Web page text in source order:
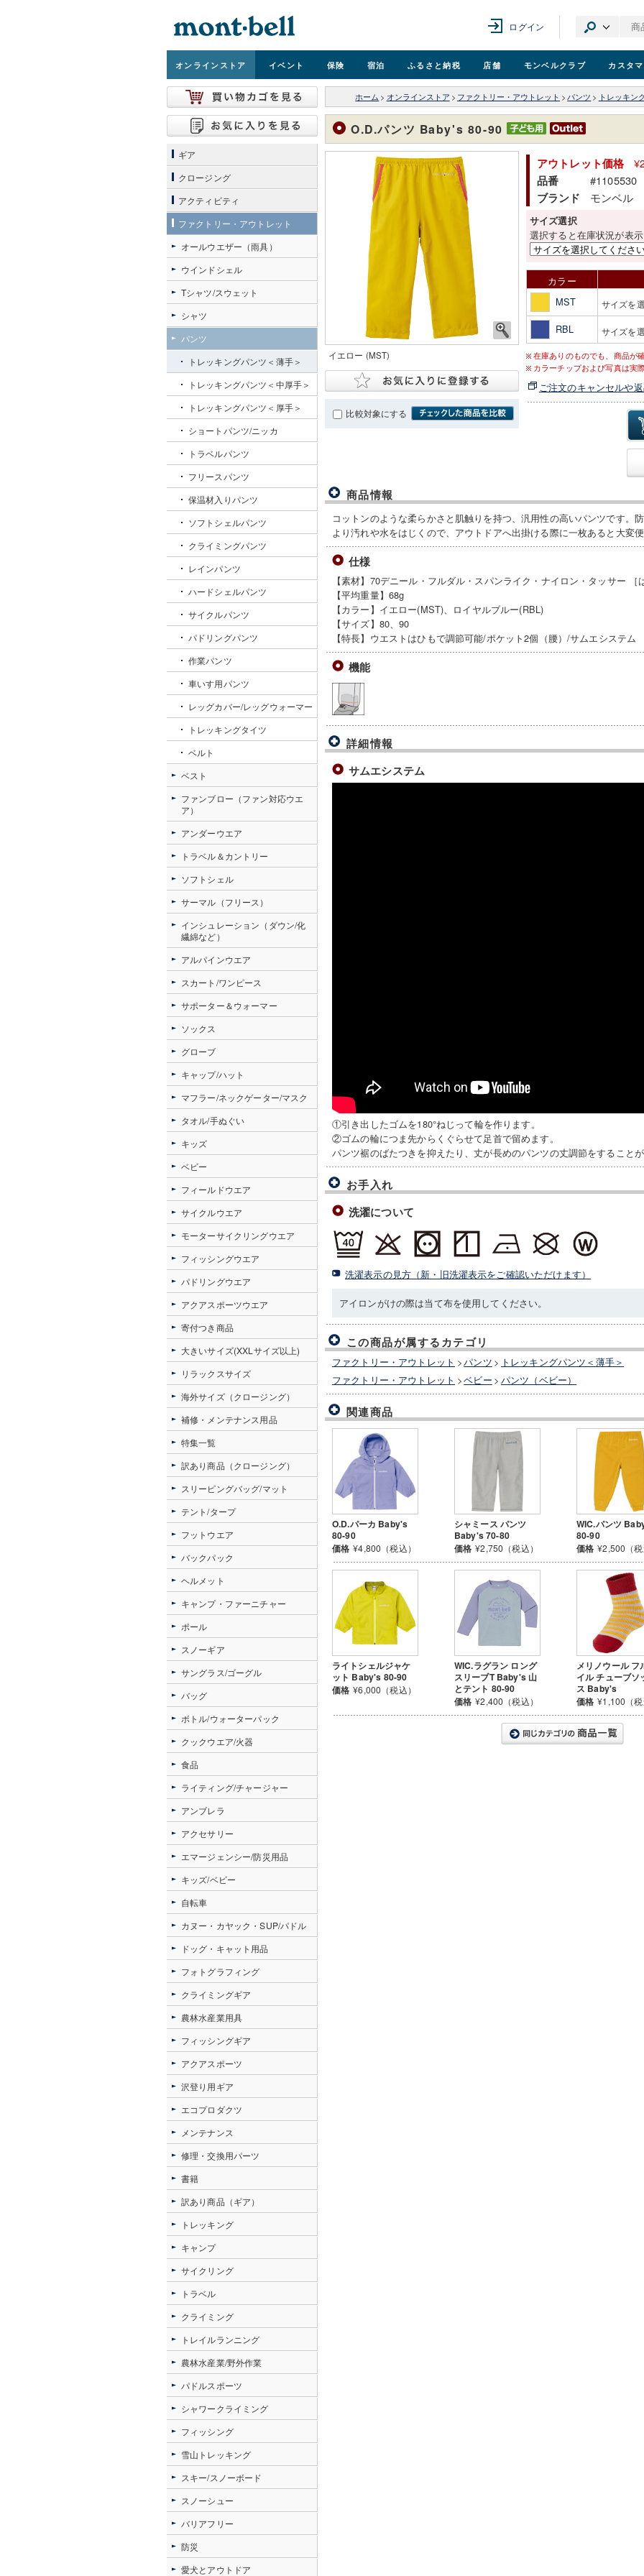
ログイン
オンラインストア イベント 保険 宿泊 ふるさと納税 店舗 モンベルクラブ カスタ
ホーム > オンラインストア > ファクトリー・アウトレット > パンツ > トレッキン
O.D.パンツ Baby's 80-90
イエロー (MST)
比較対象にする
アウトレット価格
品番 #1105530
ブランド モンベル
サイズ選択
選択すると在庫状況が表示
カラー
MST
サイズを
RBL サイズを
在庫ありのものでも、商品が
カラーチップおよび写真は実
ご注文のキャンセルや
商品情報
コットンのような柔らかさと肌触りを持つ、汎用性の高いパンツです。
より汚れや水をはじくので、アウトドアへ出掛ける際に一枚あると大変便
仕様
【素材】70デニール・フルダル・スパンライク・ナイロン・タッサー ［
【平均重量】68g
【カラー】イエロー(MST)、ロイヤルブルー(RBL)
【サイズ】80、90
【特長】ウエストはひもで調節可能/ポケット2個（腰）/サムエシステム
機能
詳細情報
サムエシステム
①引き出したゴムを180°ねじって輪を作ります。
②ゴムの輪につま先からくぐらせて足首で留めます。
パンツ裾のばたつきを抑えたり、丈が長めのパンツの丈調節をすることが
お手入れ
洗濯について
洗濯表示の見方（新・旧洗濯表示をご確認いただけます）
アイロンがけの際は当て布を使用してください。
この商品が属するカテゴリ
ファクトリー・アウトレット >パンツ > トレッキングパンツ＜薄手＞
ファクトリー・アウトレット >ベビー > パンツ（ベビー）
関連商品
O.D.パーカ Baby's
80-90
価格 ¥4,800（税込）
シャミース パンツ
Baby's 70-80
価格 ¥2,750（税込）
WIC.パンツ
80-90
価格 ¥2,500（税
ライトシェルジャケ
ット Baby's 80-90
価格 ¥6,000（税込）
WIC.ラグラン ロング
スリーブT Baby's 山
とテント 80-90
価格 ¥2,400（税込）
メリノウール フ
イル チューブソ
ス Baby's
価格 ¥1,100（税
ギア
クロージング
アクティビティ
ファクトリー・アウトレット
オールウエザー（雨具）
ウインドシェル
Tシャツ/スウェット
シャツ
パンツ
トレッキングパンツ＜薄手＞
トレッキングパンツ＜中厚手＞
トレッキングパンツ＜厚手＞
ショートパンツ/ニッカ
トラベルパンツ
フリースパンツ
保温材入りパンツ
ソフトシェルパンツ
クライミングパンツ
レインパンツ
ハードシェルパンツ
サイクルパンツ
パドリングパンツ
作業パンツ
車いす用パンツ
レッグカバー/レッグウォーマー
トレッキングタイツ
ベルト
ベスト
ファンブロー（ファン対応ウエ
ア）
アンダーウエア
トラベル＆カントリー
ソフトシェル
サーマル（フリース）
インシュレーション（ダウン/化
繊綿など）
アルパインウエア
スカート/ワンピース
サポーター＆ウォーマー
ソックス
グローブ
キャップ/ハット
マフラー/ネックゲーター/マスク
タオル/手ぬぐい
キッズ
ベビー
フィールドウエア
サイクルウエア
モーターサイクリングウエア
フィッシングウエア
パドリングウエア
アクアスポーツウエア
寄付つき商品
大きいサイズ(XXLサイズ以上)
リラックスサイズ
海外サイズ（クロージング）
補修・メンテナンス用品
特集一覧
訳あり商品（クロージング）
スリーピングバッグ/マット
テント/タープ
フットウエア
バックパック
ヘルメット
キャンプ・ファーニチャー
ポール
スノーギア
サングラス/ゴーグル
バッグ
ボトル/ウォーターパック
クックウエア/火器
食品
ライティング/チャージャー
アンブレラ
アクセサリー
エマージェンシー/防災用品
キッズ/ベビー
自転車
カヌー・カヤック・SUP/パドル
ドッグ・キャット用品
フォトグラフィング
クライミングギア
農林水産業用具
フィッシングギア
アクアスポーツ
沢登り用ギア
エコプロダクツ
メンテナンス
修理・交換用パーツ
書籍
訳あり商品（ギア）
トレッキング
キャンプ
サイクリング
トラベル
クライミング
トレイルランニング
農林水産業/野外作業
パドルスポーツ
シャワークライミング
フィッシング
雪山トレッキング
スキー/スノーボード
スノーシュー
バリアフリー
防災
愛犬とアウトドア